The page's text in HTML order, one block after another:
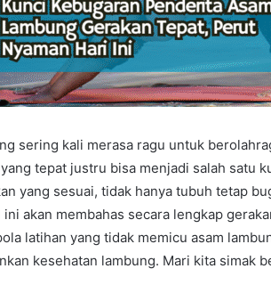
sering kali merasa ragu untuk
tepat justru bisa menjadi salah satu
yang sesuai, tidak hanya tubuh tetap
akan membahas secara lengkap
latihan yang tidak memicu asam
kesehatan lambung. Mari kita simak